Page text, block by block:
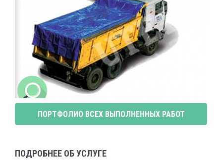
ПОРТФОЛИО ВСЕХ ВЫПОЛНЕННЫХ РАБОТ
ПОДРОБНЕЕ ОБ УСЛУГЕ